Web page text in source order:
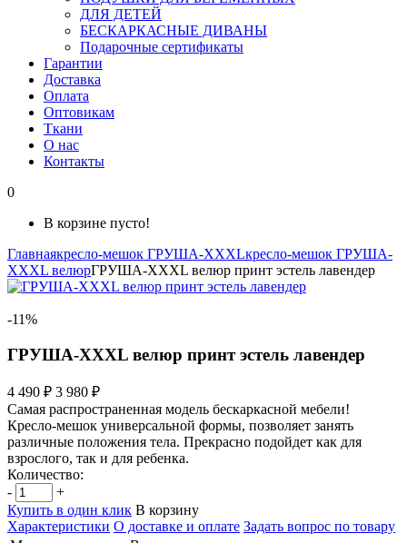
ДЛЯ ДЕТЕЙ
БЕСКАРКАСНЫЕ ДИВАНЫ
Подарочные сертификаты
Гарантии
Доставка
Оплата
Оптовикам
Ткани
О нас
Контакты
0
В корзине пусто!
Главнаякресло-мешок ГРУША-XXXLкресло-мешок ГРУША-
XXXL велюрГРУША-XXXL велюр принт эстель лавендер
-11%
ГРУША-XXXL велюр принт эстель лавендер
4 490 ₽ 3 980 ₽
Самая распространенная модель бескаркасной мебели!
Кресло-мешок универсальной формы, позволяет занять
различные положения тела. Прекрасно подойдет как для
взрослого, так и для ребенка.
Количество:
-
+
Купить в один клик В корзину
Характеристики О доставке и оплате Задать вопрос по товару